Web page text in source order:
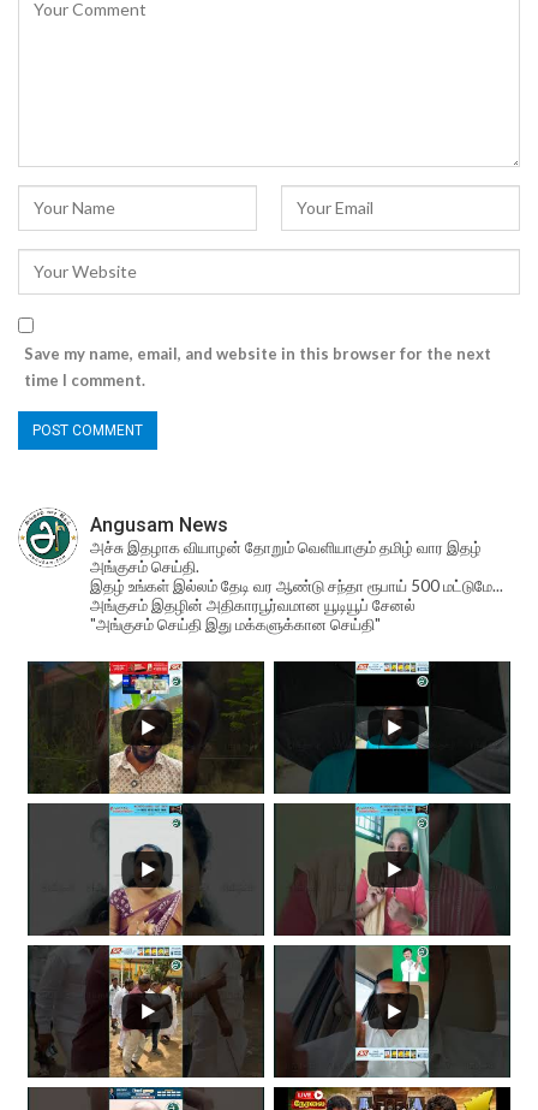
Save my name, email, and website in this browser for the next
time I comment.
Angusam News
அச்சு இதழாக வியாழன் தோறும் வெளியாகும் தமிழ் வார இதழ்
அங்குசம் செய்தி.
இதழ் உங்கள் இல்லம் தேடி வர ஆண்டு சந்தா ரூபாய் 500 மட்டுமே...
அங்குசம் இதழின் அதிகாரபூர்வமான யூடியூப் சேனல்
"அங்குசம் செய்தி இது மக்களுக்கான செய்தி"